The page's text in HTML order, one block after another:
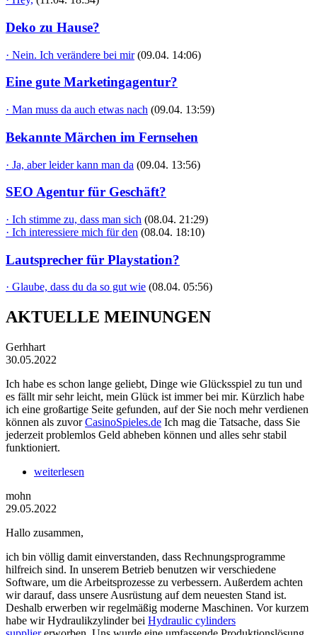
Deko zu Hause?
· Nein. Ich verändere bei mir (09.04. 14:06)
Eine gute Marketingagentur?
· Man muss da auch etwas nach (09.04. 13:59)
Bekannte Märchen im Fernsehen
· Ja, aber leider kann man da (09.04. 13:56)
SEO Agentur für Geschäft?
· Ich stimme zu, dass man sich (08.04. 21:29)
· Ich interessiere mich für den (08.04. 18:10)
Lautsprecher für Playstation?
· Glaube, dass du da so gut wie (08.04. 05:56)
AKTUELLE MEINUNGEN
Gerhhart
30.05.2022
Ich habe es schon lange geliebt, Dinge wie Glücksspiel zu tun und
es fällt mir sehr leicht, mein Glück ist immer bei mir. Kürzlich habe
ich eine großartige Seite gefunden, auf der Sie noch mehr verdienen
können als zuvorCasinoSpieles.de Ich mag die Tatsache, dass Sie
jederzeit problemlos Geld abheben können und alles sehr stabil
funktioniert.
weiterlesen
mohn
29.05.2022
Hallo zusammen,
ich bin völlig damit einverstanden, dass Rechnungsprogramme
hilfreich sind. In unserem Betrieb benutzen wir verschiedene
Software, um die Arbeitsprozesse zu verbessern. Außerdem achten
wir darauf, dass unsere Ausrüstung auf dem neuesten Stand ist.
Deshalb erwerben wir regelmäßig moderne Maschinen. Vor kurzem
habe wir Hydraulikzylinder bei Hydraulic cylinders